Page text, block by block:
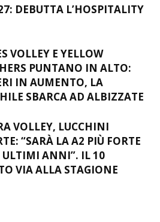
DEBUTTA L’HOSPITALITY
VOLLEY E YELLOW
PUNTANO IN ALTO:
IN AUMENTO, LA
SBARCA AD ALBIZZATE
VOLLEY, LUCCHINI
“SARÀ LA A2 PIÙ FORTE
ULTIMI ANNI”. IL 10
VIA ALLA STAGIONE